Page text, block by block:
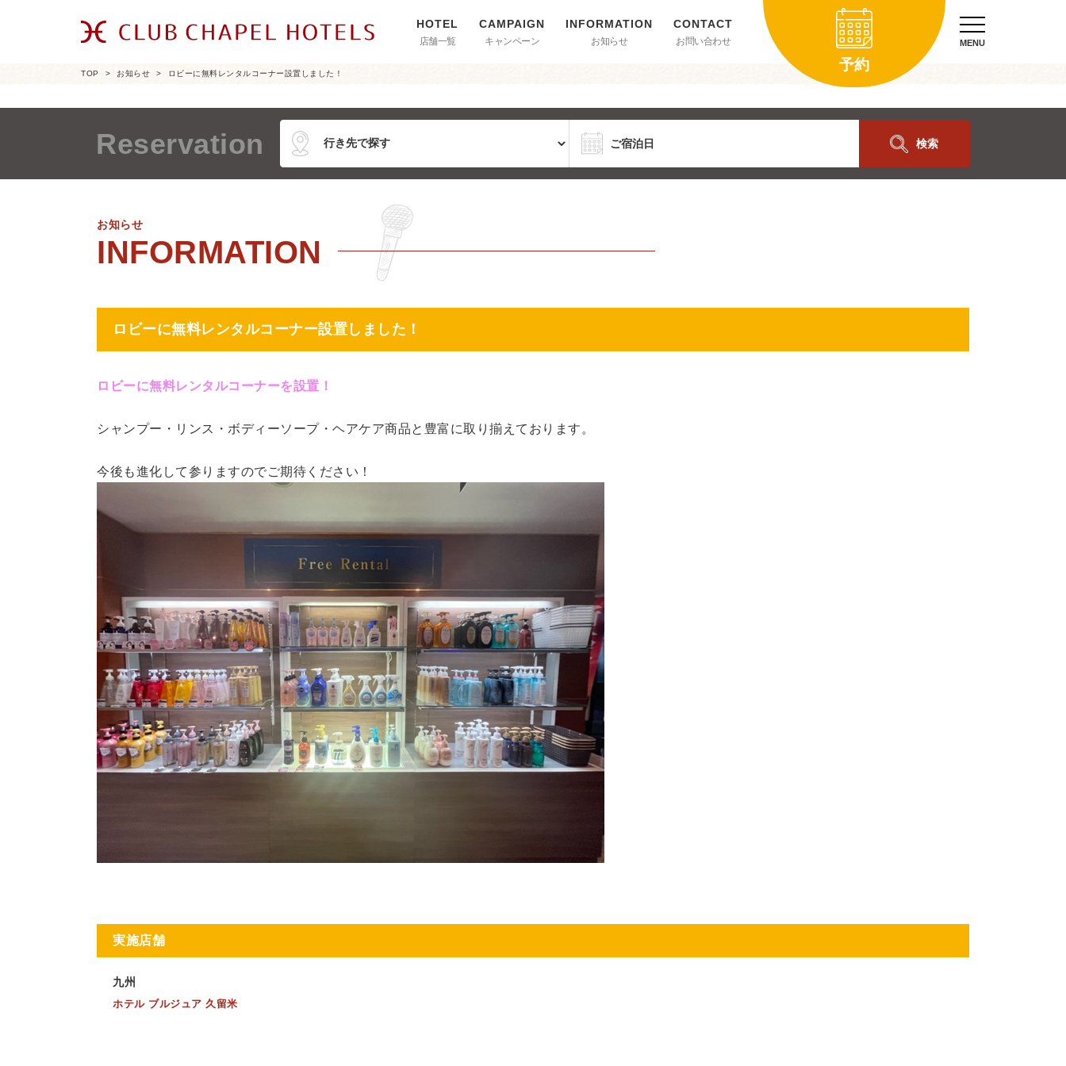
店舗一覧 キャンペーン お知らせ お問い合わせ
予約
MENU
TOP お知らせ ロビーに無料レンタルコーナー設置しました！
Reservation 検索
お知らせ
ロビーに無料レンタルコーナー設置しました！
ロビーに無料レンタルコーナーを設置！
シャンプー・リンス・ボディーソープ・ヘアケア商品と豊富に取り揃えております。
今後も進化して参りますのでご期待ください！
実施店舗
九州
ホテル ブルジュア 久留米